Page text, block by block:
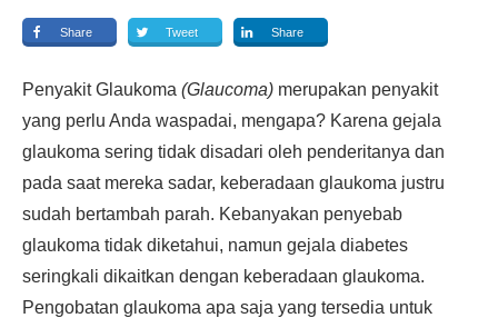
Share Tweet Share
Penyakit Glaukoma (Glaucoma) merupakan penyakit
yang perlu Anda waspadai, mengapa? Karena gejala
glaukoma sering tidak disadari oleh penderitanya dan
pada saat mereka sadar, keberadaan glaukoma justru
sudah bertambah parah. Kebanyakan penyebab
glaukoma tidak diketahui, namun gejala diabetes
seringkali dikaitkan dengan keberadaan glaukoma.
Pengobatan glaukoma apa saja yang tersedia untuk